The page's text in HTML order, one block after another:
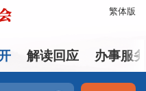
繁体版
解读回应 办事服